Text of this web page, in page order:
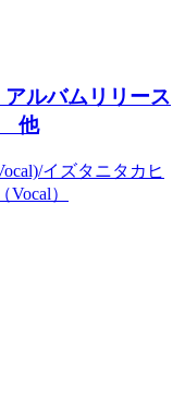
ルバムリリース
他
イズタニタカヒ
）